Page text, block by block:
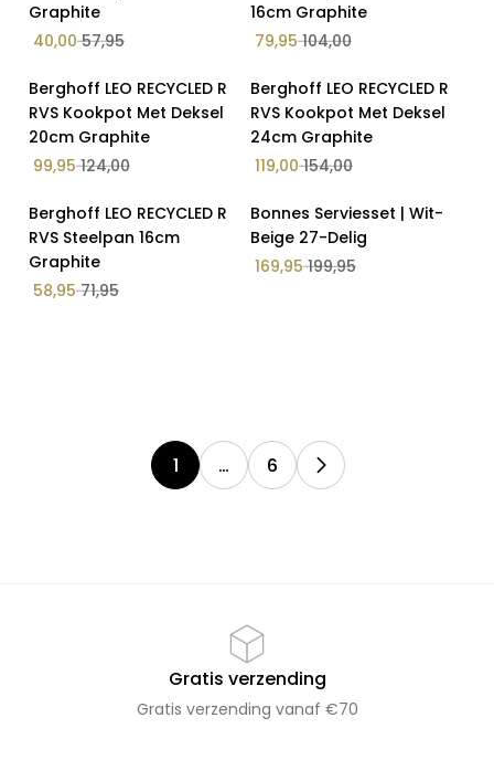
Moederdag Deals
Mokken
Natuurlijke Oliën
Nieuwe Collectie
Parfums en Kaarsen
Salin's Home special setjes
Tafel
Tafelkleed
Graphite
40,0057,95
16cm Graphite
79,95104,00
Op Voorraad
Berghoff LEO RECYCLED R
RVS Kookpot Met Deksel
20cm Graphite
99,95124,00
Op Voorraad
Berghoff LEO RECYCLED R
RVS Kookpot Met Deksel
24cm Graphite
119,00154,00
Op Voorraad
Berghoff LEO RECYCLED R
RVS Steelpan 16cm
Graphite
58,9571,95
Op Voorraad
15% Korting
Bonnes Serviesset | Wit-
Beige 27-Delig
169,95199,95
1 … 6
Gratis verzending
Gratis verzending vanaf €70